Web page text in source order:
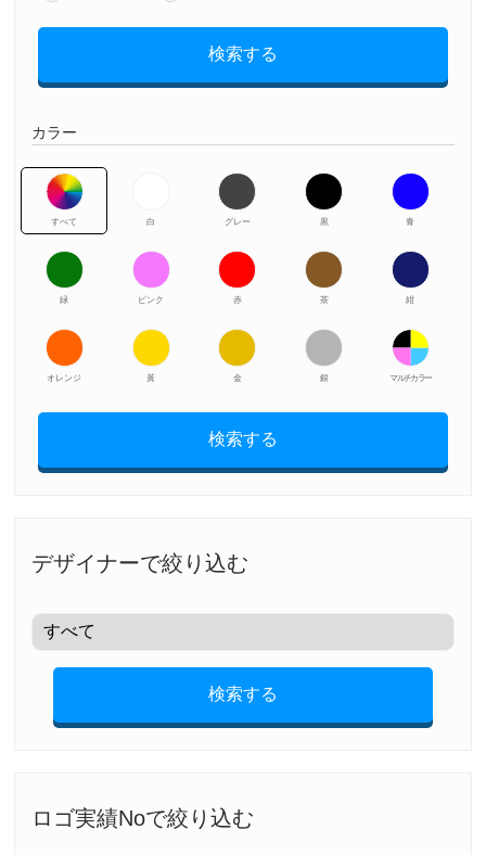
検索する
カラー
すべて 白 グレー 黒 青
緑 ピンク 赤 茶 紺
オレンジ 黃 金 銀 マルチカラー
検索する
デザイナーで絞り込む
検索する
ロゴ実績Noで絞り込む